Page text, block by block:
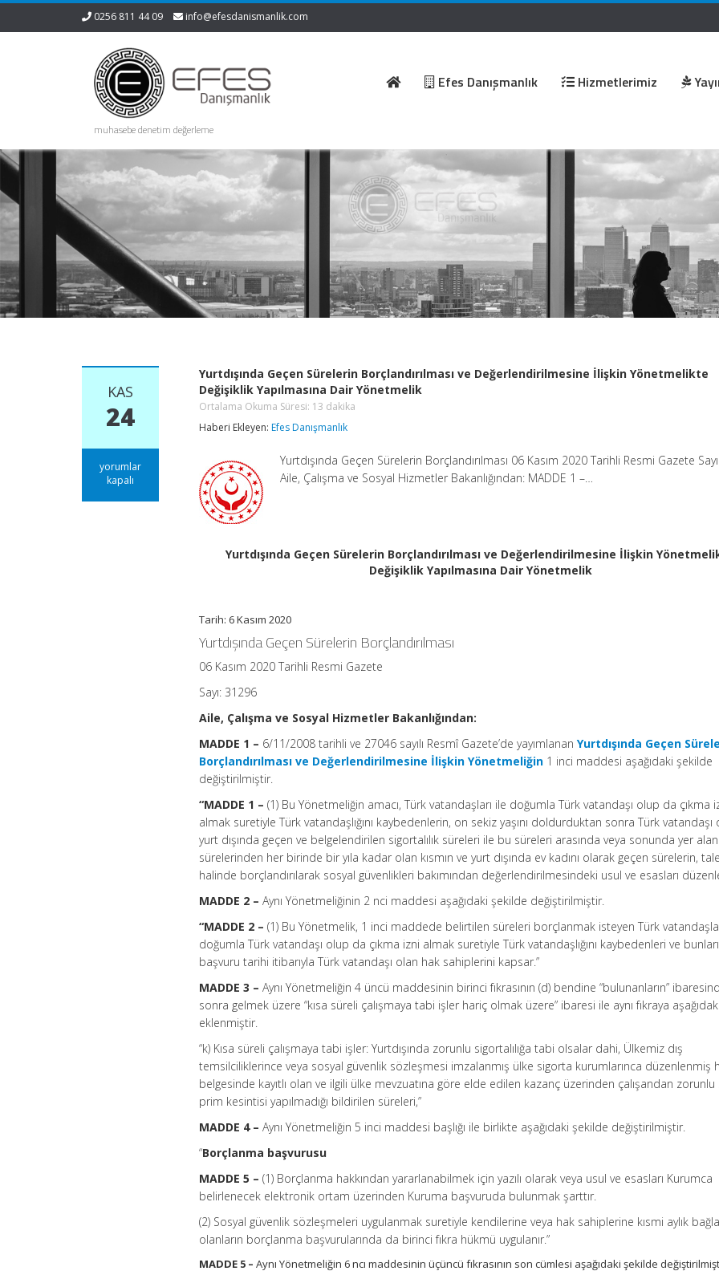
0256 811 44 09 info@efesdanismanlik.com
muhasebe denetim değerleme
Efes Danışmanlık Hizmetlerimiz
KAS
24
Yurtdışında
Geçen
yorumlar
kapalı
Yurtdışında Geçen Sürelerin Borçlandırılması ve Değerlendirilmesine İlişkin Yönetmelikte
Değişiklik Yapılmasına Dair Yönetmelik
Ortalama Okuma Süresi: 13 dakika
Haberi Ekleyen:Efes Danışmanlık
Yurtdışında Geçen Sürelerin Borçlandırılması 06 Kasım 2020 Tarihli Resmi Gazete
Aile, Çalışma ve Sosyal Hizmetler Bakanlığından: MADDE 1 –…
Yurtdışında Geçen Sürelerin Borçlandırılması ve Değerlendirilmesine İlişkin
Değişiklik Yapılmasına Dair Yönetmelik
Tarih: 6 Kasım 2020
Yurtdışında Geçen Sürelerin Borçlandırılması
06 Kasım 2020 Tarihli Resmi Gazete
Sayı: 31296
Aile, Çalışma ve Sosyal Hizmetler Bakanlığından:
MADDE 1 – 6/11/2008 tarihli ve 27046 sayılı Resmî Gazete’de yayımlananYurtdışında Geçen
Borçlandırılması ve Değerlendirilmesine İlişkin Yönetmeliğin 1 inci maddesi aşağıdaki şekilde
değiştirilmiştir.
“MADDE 1 –(1) Bu Yönetmeliğin amacı, Türk vatandaşları ile doğumla Türk vatandaşı olup da çıkma
almak suretiyle Türk vatandaşlığını kaybedenlerin, on sekiz yaşını doldurduktan sonra Türk vatandaşı
yurt dışında geçen ve belgelendirilen sigortalılık süreleri ile bu süreleri arasında veya sonunda yer
sürelerinden her birinde bir yıla kadar olan kısmın ve yurt dışında ev kadını olarak geçen sürelerin,
halinde borçlandırılarak sosyal güvenlikleri bakımından değerlendirilmesindeki usul ve esasları
MADDE 2 –Aynı Yönetmeliğinin 2 nci maddesi aşağıdaki şekilde değiştirilmiştir.
“MADDE 2 – (1) Bu Yönetmelik, 1 inci maddede belirtilen süreleri borçlanmak isteyen Türk
doğumla Türk vatandaşı olup da çıkma izni almak suretiyle Türk vatandaşlığını kaybedenleri ve
başvuru tarihi itibarıyla Türk vatandaşı olan hak sahiplerini kapsar.”
MADDE 3 –Aynı Yönetmeliğin 4 üncü maddesinin birinci fıkrasının (d) bendine “bulunanların”
sonra gelmek üzere “kısa süreli çalışmaya tabi işler hariç olmak üzere” ibaresi ile aynı fıkraya
eklenmiştir.
“k) Kısa süreli çalışmaya tabi işler: Yurtdışında zorunlu sigortalılığa tabi olsalar dahi, Ülkemiz dış
temsilciliklerince veya sosyal güvenlik sözleşmesi imzalanmış ülke sigorta kurumlarınca düzenlenmiş
belgesinde kayıtlı olan ve ilgili ülke mevzuatına göre elde edilen kazanç üzerinden çalışandan
prim kesintisi yapılmadığı bildirilen süreleri,”
MADDE 4 –Aynı Yönetmeliğin 5 inci maddesi başlığı ile birlikte aşağıdaki şekilde değiştirilmiştir.
“Borçlanma başvurusu
MADDE 5 –(1) Borçlanma hakkından yararlanabilmek için yazılı olarak veya usul ve esasları Kurumca
belirlenecek elektronik ortam üzerinden Kuruma başvuruda bulunmak şarttır.
(2) Sosyal güvenlik sözleşmeleri uygulanmak suretiyle kendilerine veya hak sahiplerine kısmi aylık
olanların borçlanma başvurularında da birinci fıkra hükmü uygulanır.”
MADDE 5 –Aynı Yönetmeliğin 6 ncı maddesinin üçüncü fıkrasının son cümlesi aşağıdaki şekilde